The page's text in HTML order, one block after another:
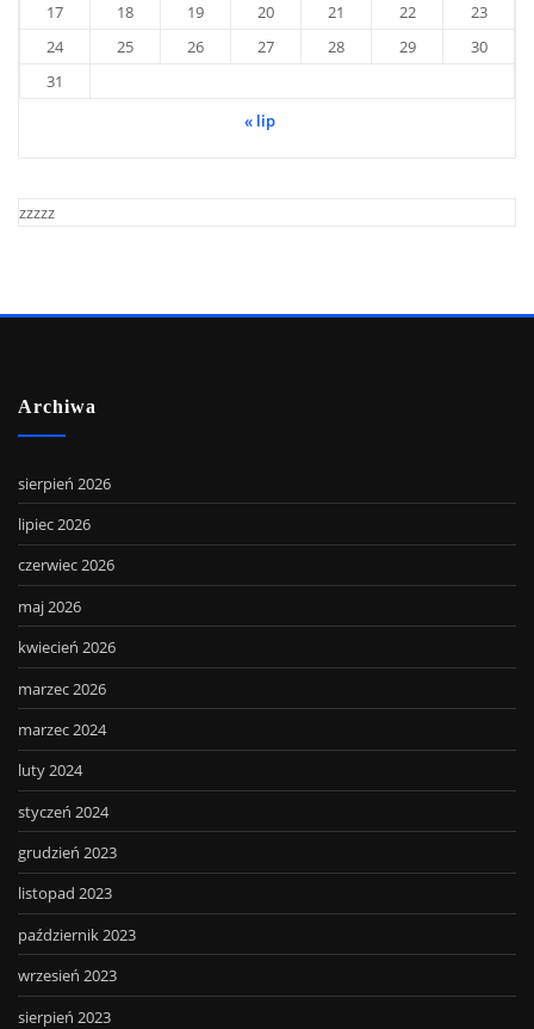
17
18 19 20 21 22
23
24
25 26 27 28 29
30
31
« lip
zzzzz
Archiwa
sierpień 2026
lipiec 2026
czerwiec 2026
maj 2026
kwiecień 2026
marzec 2026
marzec 2024
luty 2024
styczeń 2024
grudzień 2023
listopad 2023
październik 2023
wrzesień 2023
sierpień 2023